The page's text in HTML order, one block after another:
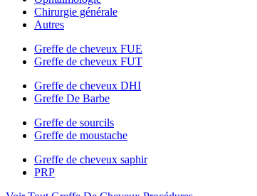
Chirurgie générale
Autres
Greffe de cheveux FUE
Greffe de cheveux FUT
Greffe de cheveux DHI
Greffe De Barbe
Greffe de sourcils
Greffe de moustache
Greffe de cheveux saphir
PRP